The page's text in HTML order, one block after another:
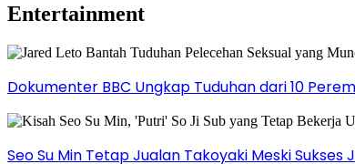
Entertainment
Dokumenter BBC Ungkap Tuduhan dari 10
Seo Su Min Tetap Jualan Takoyaki Meski